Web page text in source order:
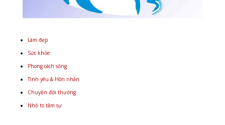
Làm đẹp
Sức khỏe
Phong cách sống
Tình yêu & Hôn nhân
Chuyện đời thường
Nhỏ to tâm sự